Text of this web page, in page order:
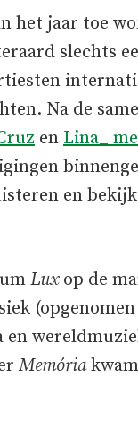
het jaar toe
slechts
Na de
en Lina_
en
Luxop de
en
Memória